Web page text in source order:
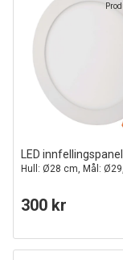
LED
Hull: Ø28 cm, Mål:
300 kr